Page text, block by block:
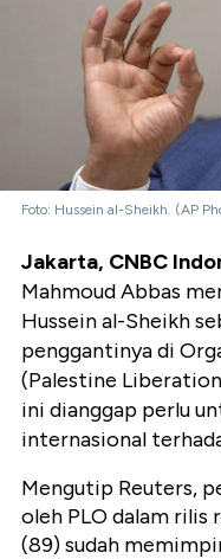
Foto: Hussein al-Sheikh. (AP
Jakarta, CNBC
Mahmoud Abbas
Hussein al-Sheikh
penggantinya di
(Palestine
ini dianggap perlu
internasional
Mengutip Reuters,
oleh PLO dalam rilis
(89) sudah